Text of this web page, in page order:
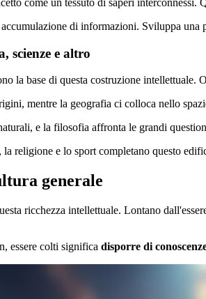
come un tessuto di saperi interconnessi.
di informazioni. Sviluppa
scienze e altro
la base di questa costruzione intellettuale.
mentre la geografia ci colloca nello
e la filosofia affronta le grandi
la religione e lo sport completano questo
generale
ricchezza intellettuale. Lontano
essere colti significa disporre di